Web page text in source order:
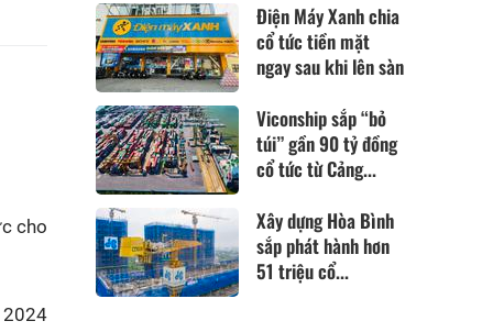
cho
2024
Điện Máy Xanh chia
cổ tức tiền mặt
ngay sau khi lên sàn
Viconship sắp “bỏ
túi” gần 90 tỷ đồng
cổ tức từ Cảng...
Xây dựng Hòa Bình
sắp phát hành hơn
51 triệu cổ...